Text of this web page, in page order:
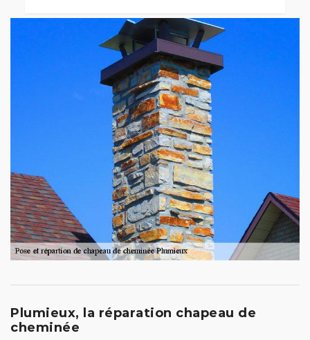
Plumieux, la réparation chapeau de
cheminée